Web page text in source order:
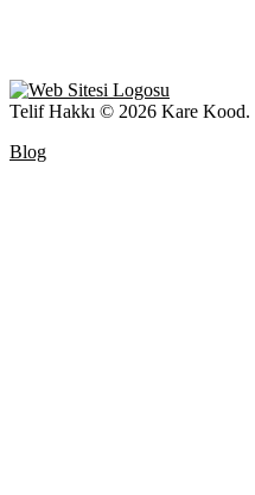
Telif Hakkı © 2026 Kare Kood.
Blog